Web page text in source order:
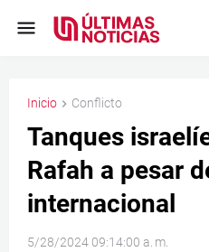
Inicio Conflicto
Tanques
Rafah a pesar
internacional
5/28/2024 09:14:00 a. m.